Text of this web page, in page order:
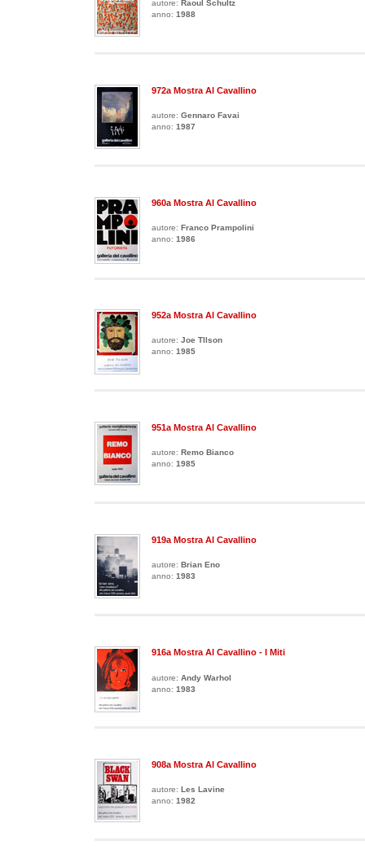
autore: Raoul Schultz
anno: 1988
972a Mostra Al Cavallino
autore: Gennaro Favai
anno: 1987
960a Mostra Al Cavallino
autore: Franco Prampolini
anno: 1986
952a Mostra Al Cavallino
autore: Joe TIlson
anno: 1985
951a Mostra Al Cavallino
autore: Remo Bianco
anno: 1985
919a Mostra Al Cavallino
autore: Brian Eno
anno: 1983
916a Mostra Al Cavallino - I Miti
autore: Andy Warhol
anno: 1983
908a Mostra Al Cavallino
autore: Les Lavine
anno: 1982